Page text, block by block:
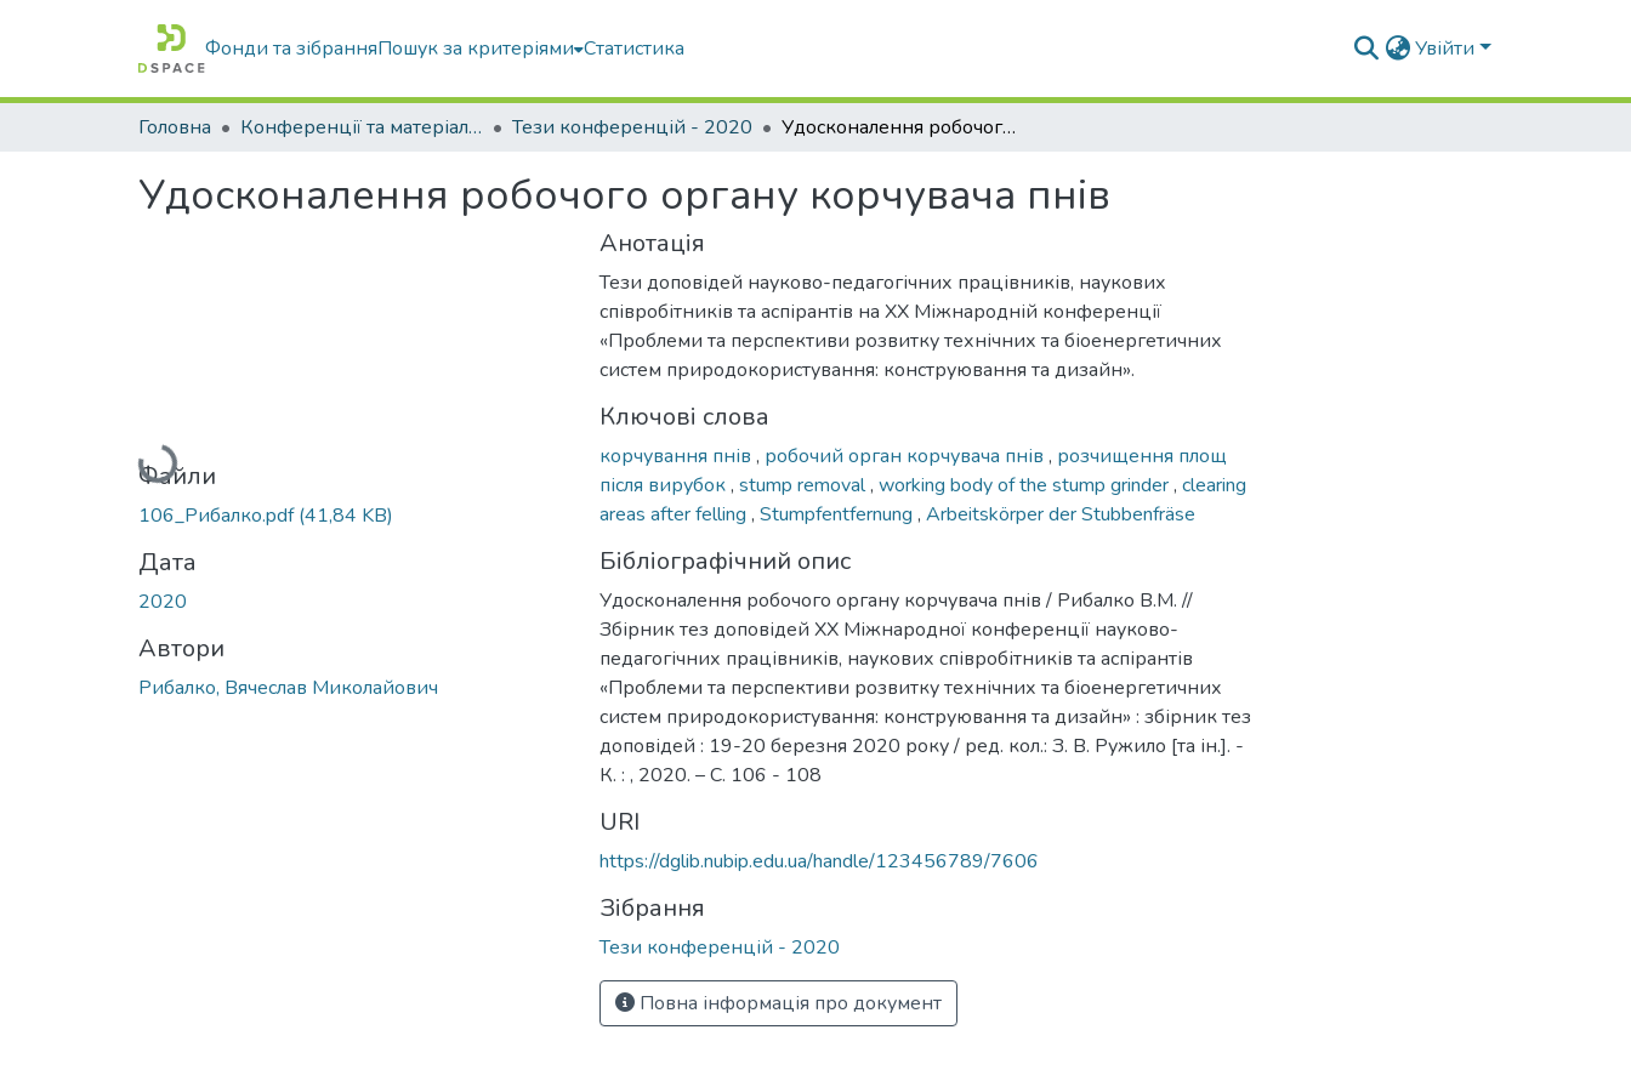
Фонди та зібранняПошук за критеріями Статистика Увійти
Головна Конференції та матеріали конференцій Тези конференцій - 2020 Удосконалення робочого органу корчувача пнів
Удосконалення робочого органу корчувача пнів
Вантажиться...
Файли
106_Рибалко.pdf(41,84 KB)
Дата
2020
Автори
Рибалко, Вячеслав Миколайович
Анотація
Тези доповідей науково-педагогічних працівників, наукових
співробітників та аспірантів на XX Міжнародній конференції
«Проблеми та перспективи розвитку технічних та біоенергетичних
систем природокористування: конструювання та дизайн».
Ключові слова
корчування пнів , робочий орган корчувача пнів , розчищення площ
після вирубок, stump removal, working body of the stump grinder, clearing
areas after felling , Stumpfentfernung , Arbeitskörper der Stubbenfräse
Бібліографічний опис
Удосконалення робочого органу корчувача пнів / Рибалко В.М. //
Збірник тез доповідей ХX Міжнародної конференції науково-
педагогічних працівників, наукових співробітників та аспірантів
«Проблеми та перспективи розвитку технічних та біоенергетичних
систем природокористування: конструювання та дизайн» : збірник тез
доповідей : 19-20 березня 2020 року / ред. кол.: З. В. Ружило [та ін.]. -
К. : , 2020. – С. 106 - 108
URI
https://dglib.nubip.edu.ua/handle/123456789/7606
Зібрання
Тези конференцій - 2020
Повна інформація про документ